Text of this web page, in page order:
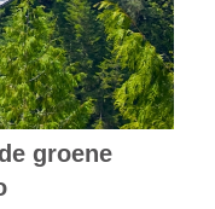
groene